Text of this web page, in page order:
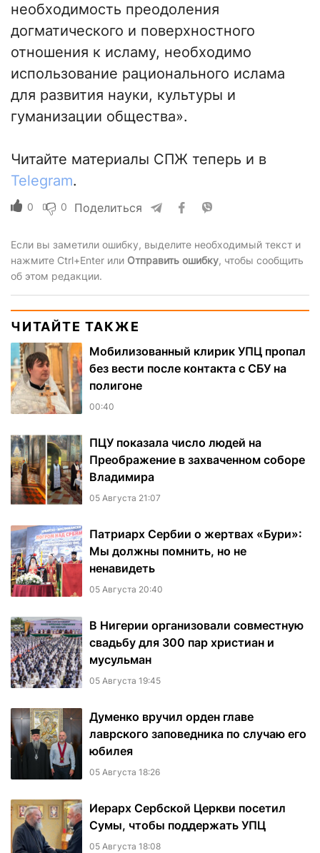
необходимость преодоления
догматического и поверхностного
отношения к исламу, необходимо
использование рационального ислама
для развития науки, культуры и
гуманизации общества».
Читайте материалы СПЖ теперь и в
Telegram.
0 0 Поделиться
Если вы заметили ошибку, выделите необходимый текст и
нажмите Ctrl+Enter или Отправить ошибку, чтобы сообщить
об этом редакции.
ЧИТАЙТЕ ТАКЖЕ
Мобилизованный клирик УПЦ пропал
без вести после контакта с СБУ на
полигоне
00:40
ПЦУ показала число людей на
Преображение в захваченном соборе
Владимира
05 Августа 21:07
Патриарх Сербии о жертвах «Бури»:
Мы должны помнить, но не
ненавидеть
05 Августа 20:40
В Нигерии организовали совместную
свадьбу для 300 пар христиан и
мусульман
05 Августа 19:45
Думенко вручил орден главе
лаврского заповедника по случаю его
юбилея
05 Августа 18:26
Иерарх Сербской Церкви посетил
Сумы, чтобы поддержать УПЦ
05 Августа 18:08